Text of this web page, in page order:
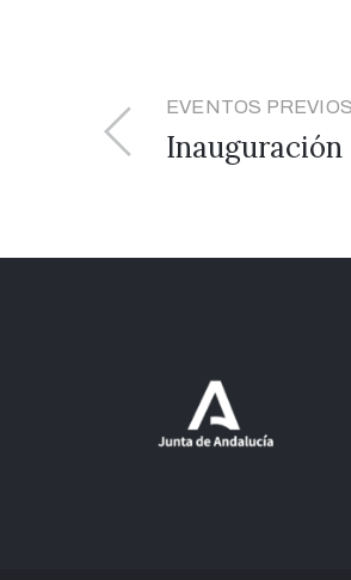
EVENTOS PREVIOS
Inauguración